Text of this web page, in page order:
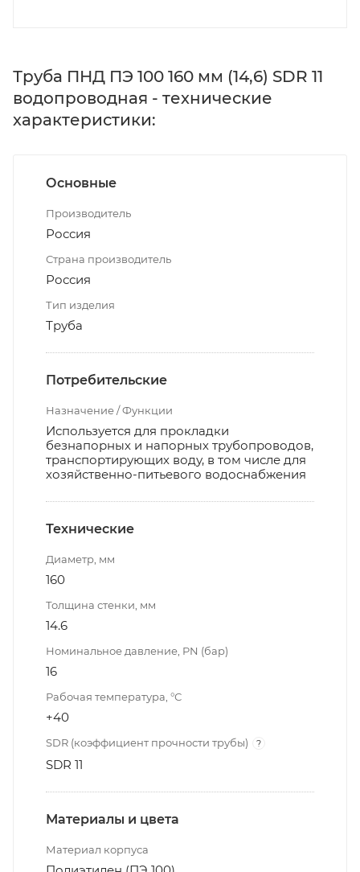
Труба ПНД ПЭ 100 160 мм (14,6) SDR 11
водопроводная - технические
характеристики:
Основные
Производитель
Россия
Страна производитель
Россия
Тип изделия
Труба
Потребительские
Назначение / Функции
Используется для прокладки
безнапорных и напорных трубопроводов,
транспортирующих воду, в том числе для
хозяйственно-питьевого водоснабжения
Технические
Диаметр, мм
160
Толщина стенки, мм
14.6
Номинальное давление, PN (бар)
16
Рабочая температура, °С
+40
SDR (коэффициент прочности трубы) ?
SDR 11
Материалы и цвета
Материал корпуса